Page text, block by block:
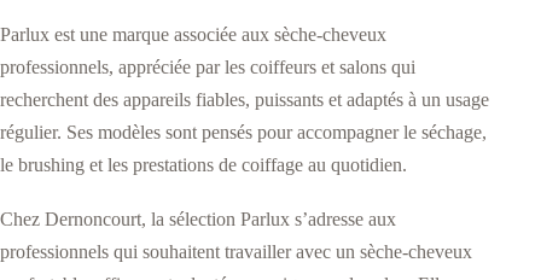
page
du
produit
Parlux est une marque associée aux sèche-cheveux
professionnels, appréciée par les coiffeurs et salons qui
recherchent des appareils fiables, puissants et adaptés à un usage
régulier. Ses modèles sont pensés pour accompagner le séchage,
le brushing et les prestations de coiffage au quotidien.
Chez Dernoncourt, la sélection Parlux s’adresse aux
professionnels qui souhaitent travailler avec un sèche-cheveux